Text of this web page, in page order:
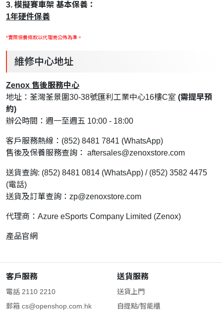
3. 模擬賽車架 基本保養：
1年硬件保養
*實際保養條款以代理商公佈為準。
維修中心地址
Zenox 售後服務中心
地址：荃灣荃景圍30-38號匯利工業中心16樓C室 (需提早預
約)
辦公時間：週一至週五 10:00 - 18:00
客戶服務熱線：(852) 8481 7841 (WhatsApp)
售後及保養服務查詢： aftersales@zenoxstore.com
送貨查詢: (852) 8481 0814 (WhatsApp) / (852) 3582 4475
(電話)
送貨及訂單查詢： zp@zenoxstore.com
代理商：Azure eSports Company Limited (Zenox)
產品官網
客戶服務
電話 2110 2210
郵箱 cs@openshop.com.hk
送貨服務
送貨上門
自提點/智能櫃